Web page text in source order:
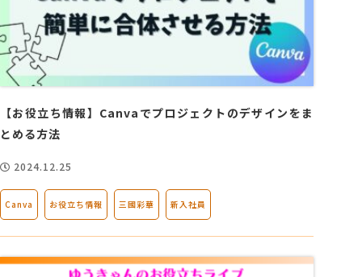
【お役立ち情報】Canvaでプロジェクトのデザインをま
とめる方法
2024.12.25
Canva お役立ち情報 三國彩華 新入社員